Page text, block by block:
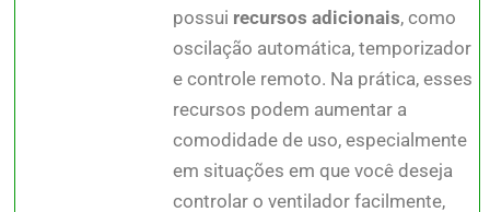
possui recursos adicionais, como
oscilação automática, temporizador
e controle remoto. Na prática, esses
recursos podem aumentar a
comodidade de uso, especialmente
em situações em que você deseja
controlar o ventilador facilmente,